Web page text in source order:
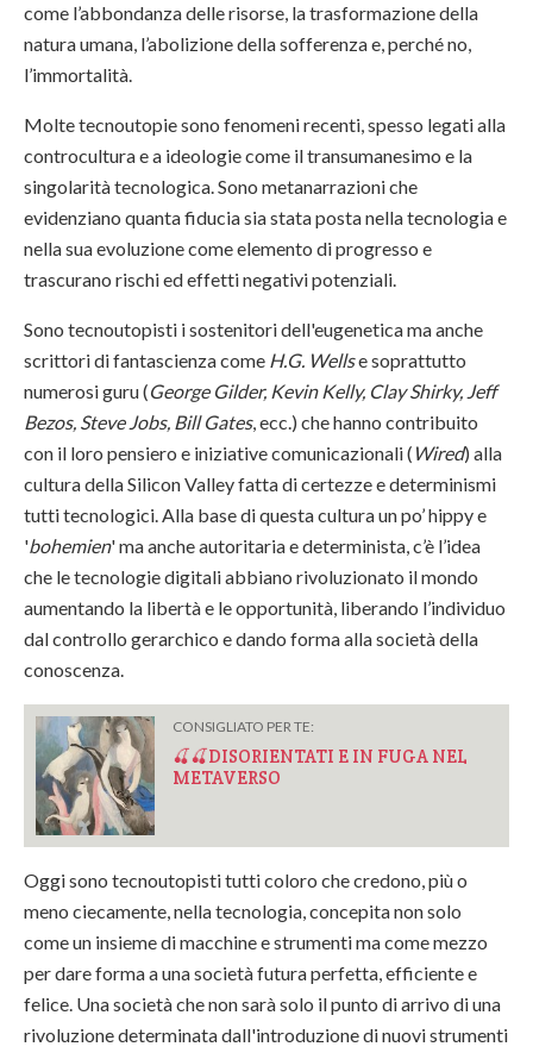
come l’abbondanza delle risorse, la trasformazione della
natura umana, l’abolizione della sofferenza e, perché no,
l’immortalità.
Molte tecnoutopie sono fenomeni recenti, spesso legati alla
controcultura e a ideologie come il transumanesimo e la
singolarità tecnologica. Sono metanarrazioni che
evidenziano quanta fiducia sia stata posta nella tecnologia e
nella sua evoluzione come elemento di progresso e
trascurano rischi ed effetti negativi potenziali.
Sono tecnoutopisti i sostenitori dell'eugenetica ma anche
scrittori di fantascienza come H.G. Wellse soprattutto
numerosi guru (George Gilder, Kevin Kelly, Clay Shirky, Jeff
Bezos, Steve Jobs, Bill Gates, ecc.) che hanno contribuito
con il loro pensiero e iniziative comunicazionali ( Wired) alla
cultura della Silicon Valley fatta di certezze e determinismi
tutti tecnologici. Alla base di questa cultura un po’ hippy e
'bohemien' ma anche autoritaria e determinista, c’è l’idea
che le tecnologie digitali abbiano rivoluzionato il mondo
aumentando la libertà e le opportunità, liberando l’individuo
dal controllo gerarchico e dando forma alla società della
conoscenza.
CONSIGLIATO PER TE:
🍒🍒DISORIENTATI E IN FUGA NEL
METAVERSO
Oggi sono tecnoutopisti tutti coloro che credono, più o
meno ciecamente, nella tecnologia, concepita non solo
come un insieme di macchine e strumenti ma come mezzo
per dare forma a una società futura perfetta, efficiente e
felice. Una società che non sarà solo il punto di arrivo di una
rivoluzione determinata dall'introduzione di nuovi strumenti